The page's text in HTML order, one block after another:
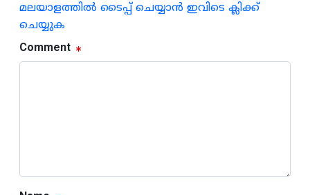
മലയാളത്തില്‍ ടൈപ്പ് ചെയ്യാന്‍ ഇവിടെ ക്ലിക്ക്
ചെയ്യുക
Comment